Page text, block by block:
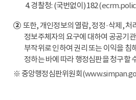
4. 경찰청: (국번없이) 182
②또한, 개인정보의 열람, 정정·삭제, 처
정보주체자의 요구에 대하여 공공기
부작위로 인하여 권리 또는 이익을 침
정하는 바에 따라 행정심판을 청구할
※ 중앙행정심판위원회